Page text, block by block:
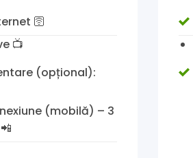
🛜
📺
(opțional):
(mobilă) – 3